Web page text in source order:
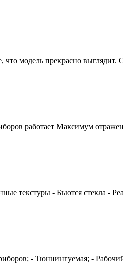
модель прекрасно выглядит.
работает Максимум
текстуры - Бьются стекла -
- Тюннингуемая; -